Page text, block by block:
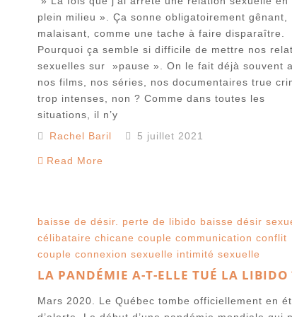
plein milieu ». Ça sonne obligatoirement gênant,
malaisant, comme une tache à faire disparaître.
Pourquoi ça semble si difficile de mettre nos
sexuelles sur »pause ». On le fait déjà souvent
nos films, nos séries, nos documentaires true
trop intenses, non ? Comme dans toutes les
situations, il n’y
Rachel Baril
5 juillet 2021
Read More
baisse de désir. perte de libido baisse désir
célibataire chicane couple communication conflit
couple connexion sexuelle intimité sexuelle
LA PANDÉMIE A-T-ELLE TUÉ LA LIBIDO
Mars 2020. Le Québec tombe officiellement en